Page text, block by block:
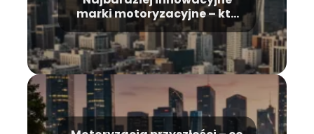
marki motoryzacyjne – kto
wyznacza trendy?